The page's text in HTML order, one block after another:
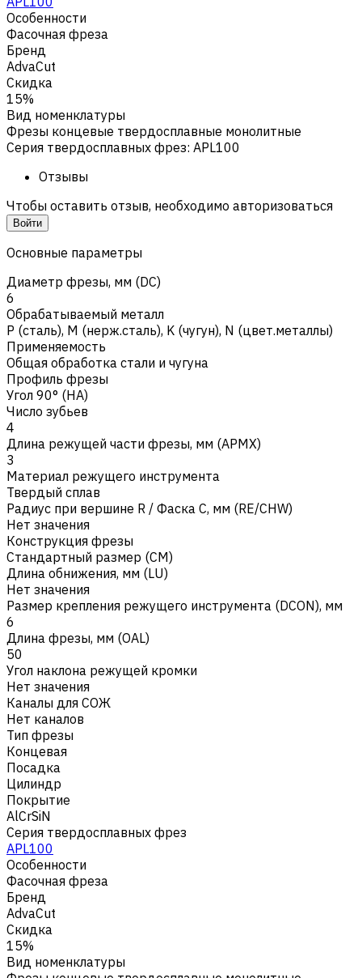
Особенности
Фасочная фреза
Бренд
AdvaCut
Скидка
15%
Вид номенклатуры
Фрезы концевые твердосплавные монолитные
Серия твердосплавных фрез: APL100
Отзывы
Чтобы оставить отзыв, необходимо авторизоваться
Войти
Основные параметры
Диаметр фрезы, мм (DC)
6
Обрабатываемый металл
Р (сталь), M (нерж.сталь), K (чугун), N (цвет.металлы)
Применяемость
Общая обработка стали и чугуна
Профиль фрезы
Угол 90° (HA)
Число зубьев
4
Длина режущей части фрезы, мм (APMX)
3
Материал режущего инструмента
Твердый сплав
Радиус при вершине R / Фаска C, мм (RE/CHW)
Нет значения
Конструкция фрезы
Стандартный размер (CM)
Длина обнижения, мм (LU)
Нет значения
Размер крепления режущего инструмента (DCON), мм
6
Длина фрезы, мм (OAL)
50
Угол наклона режущей кромки
Нет значения
Каналы для СОЖ
Нет каналов
Тип фрезы
Концевая
Посадка
Цилиндр
Покрытие
AlCrSiN
Серия твердосплавных фрез
APL100
Особенности
Фасочная фреза
Бренд
AdvaCut
Скидка
15%
Вид номенклатуры